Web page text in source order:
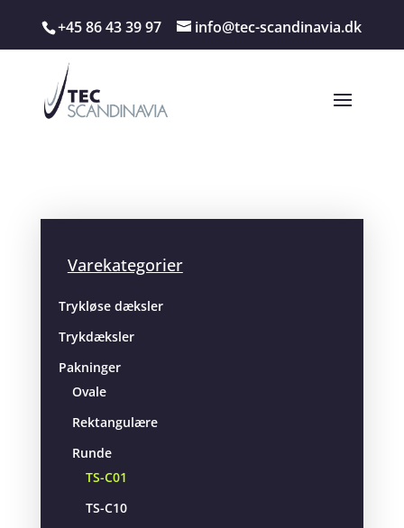
+45 86 43 39 97 info@tec-scandinavia.dk
Varekategorier
Trykløse dæksler
Trykdæksler
Pakninger
Ovale
Rektangulære
Runde
TS-C01
TS-C10